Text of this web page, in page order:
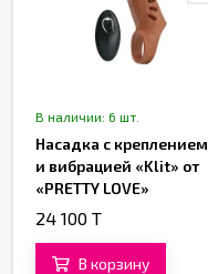
В наличии: 6 шт.
Насадка с креплением
и вибрацией «Klit» от
«PRETTY LOVE»
24 100 T
В корзину